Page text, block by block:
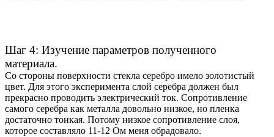
Шаг 4: Изучение параметров полученного
материала.
Со стороны поверхности стекла серебро имело золотистый
цвет. Для этого эксперимента слой серебра должен был
прекрасно проводить электрический ток. Сопротивление
самого серебра как металла довольно низкое, но пленка
достаточно тонкая. Потому низкое сопротивление слоя,
которое составляло 11-12 Ом меня обрадовало.